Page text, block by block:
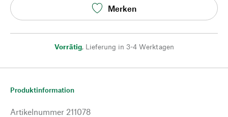
Merken
Vorrätig, Lieferung in 3-4 Werktagen
Produktinformation
Artikelnummer 211078